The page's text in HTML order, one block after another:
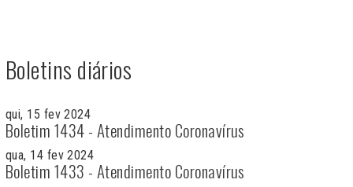
Boletins diários
qui, 15 fev 2024
Boletim 1434 - Atendimento Coronavírus
qua, 14 fev 2024
Boletim 1433 - Atendimento Coronavírus